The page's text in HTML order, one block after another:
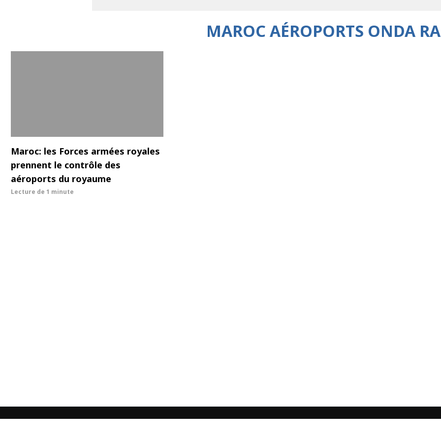
MAROC AÉROPORTS ONDA
Maroc: les Forces armées royales
prennent le contrôle des
aéroports du royaume
Lecture de 1 minute